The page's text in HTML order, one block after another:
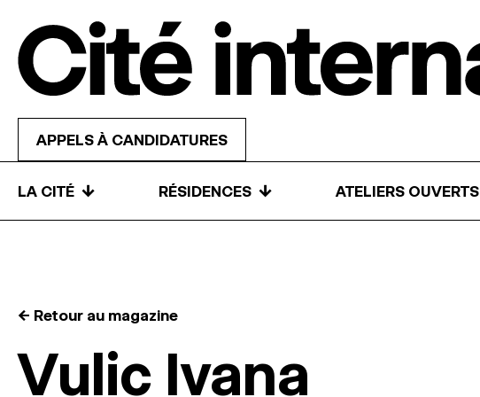
APPELS À CANDIDATURES
LA CITÉ ↓ RÉSIDENCES ↓ ATELIERS OUVERTS
← Retour au magazine
Vulic Ivana